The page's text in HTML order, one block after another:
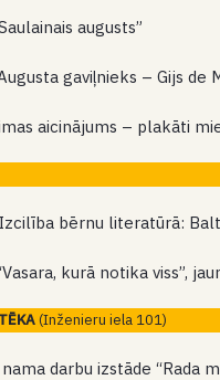
augusts”
gaviļnieks – Gijs de
aicinājums – plakāti
bērnu literatūrā:
kurā notika viss”,
(Inženieru iela 101)
darbu izstāde “Rada